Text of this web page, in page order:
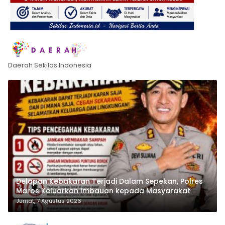
Daerah Sekilas Indonesia
Delapan Kebakaran Terjadi Dalam Sepekan, Polres
Maros Keluarkan Imbauan kepada Masyarakat
Jumat, 7 Agustus 2026